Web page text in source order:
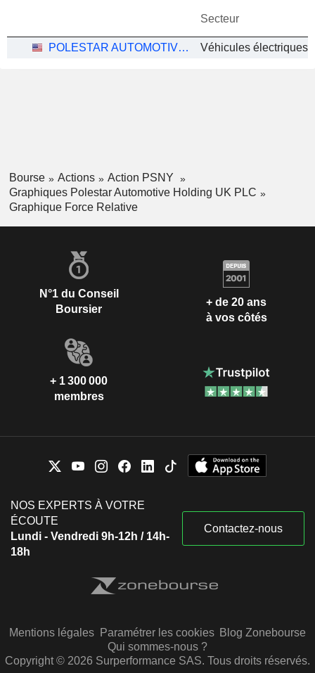
Secteur
POLESTAR AUTOMOTIVE HOLDING UK PLC Véhicules électriques
Bourse Actions
Action PSNY
Graphiques Polestar Automotive Holding UK PLC
Graphique Force Relative
N°1 du Conseil
Boursier
+ de 20 ans
à vos côtés
+ 1 300 000
membres
NOS EXPERTS À VOTRE
ÉCOUTE
Lundi - Vendredi 9h-12h / 14h-
18h
Contactez-nous
Mentions légales Paramétrer les cookies Blog Zonebourse
Qui sommes-nous ?
Copyright © 2026 Surperformance SAS. Tous droits réservés.